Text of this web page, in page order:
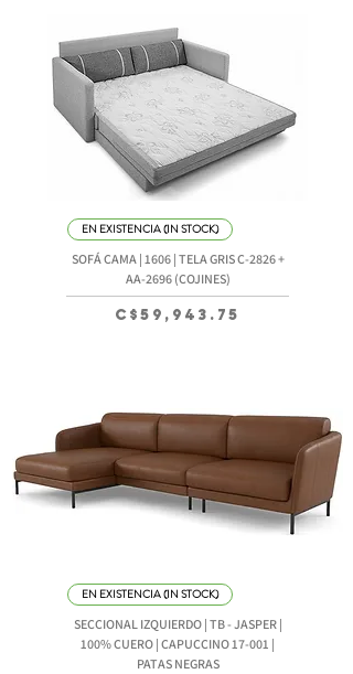
EN EXISTENCIA (IN STOCK)
SOFÁ CAMA | 1606 | TELA GRIS C-2826 +
AA-2696 (COJINES)
Precio
C$59,943.75
EN EXISTENCIA (IN STOCK)
SECCIONAL IZQUIERDO | TB - JASPER |
100% CUERO | CAPUCCINO 17-001 |
PATAS NEGRAS